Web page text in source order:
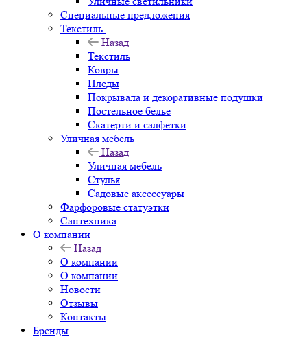
Специальные предложения
Текстиль
Назад
Текстиль
Ковры
Пледы
Покрывала и декоративные подушки
Постельное белье
Скатерти и салфетки
Уличная мебель
Назад
Уличная мебель
Стулья
Садовые аксессуары
Фарфоровые статуэтки
Сантехника
О компании
Назад
О компании
О компании
Новости
Отзывы
Контакты
Бренды